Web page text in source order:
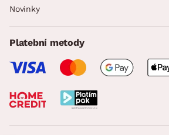
Novinky
Platební metody